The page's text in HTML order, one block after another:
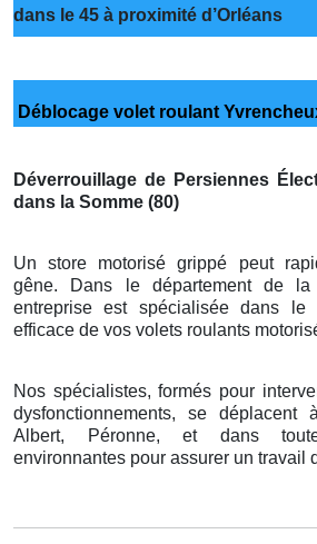
dans le 45 à proximité d’Orléans
Déblocage volet roulant
Déverrouillage de Persiennes
dans la Somme (80)
Un store motorisé grippé peut
gêne. Dans le département de la
entreprise est spécialisée dans le
efficace de vos volets roulants
Nos spécialistes, formés pour
dysfonctionnements, se déplacent
Albert, Péronne, et dans
environnantes pour assurer un travail